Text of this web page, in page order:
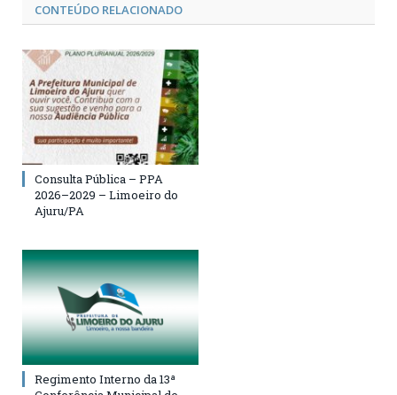
CONTEÚDO RELACIONADO
Consulta Pública – PPA
2026–2029 – Limoeiro do
Ajuru/PA
Regimento Interno da 13ª